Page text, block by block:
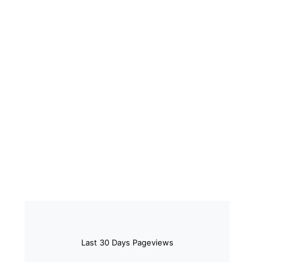
Last 30 Days Pageviews